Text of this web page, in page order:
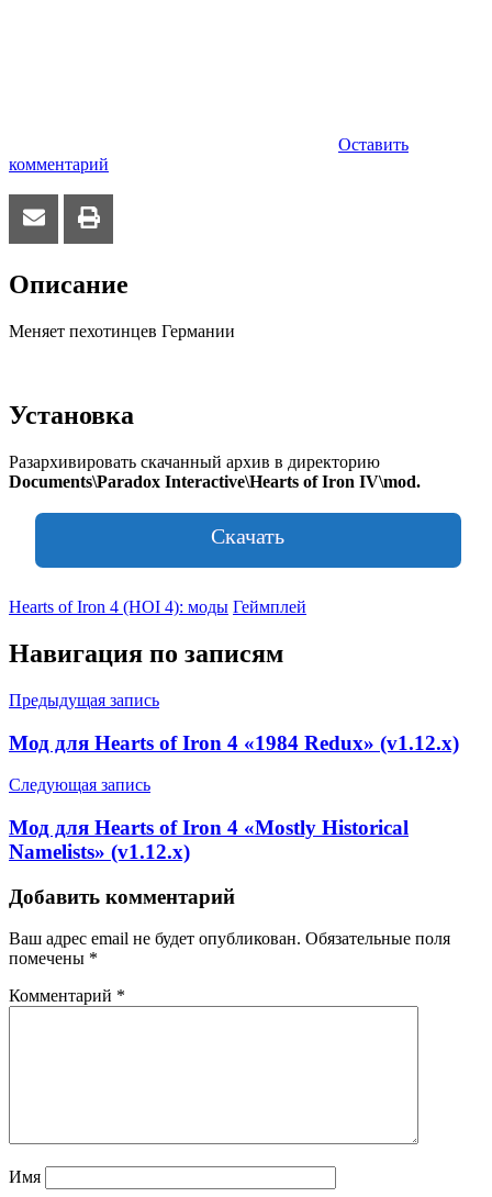
Оставить
комментарий
Описание
Меняет пехотинцев Германии
Установка
Разархивировать скачанный архив в директорию
Documents\Paradox Interactive\Hearts of Iron IV\mod.
Скачать
Hearts of Iron 4 (HOI 4): моды Геймплей
Навигация по записям
Предыдущая запись
Мод для Hearts of Iron 4 «1984 Redux» (v1.12.x)
Следующая запись
Мод для Hearts of Iron 4 «Mostly Historical
Namelists» (v1.12.x)
Добавить комментарий
Ваш адрес email не будет опубликован. Обязательные поля
помечены *
Комментарий *
Имя